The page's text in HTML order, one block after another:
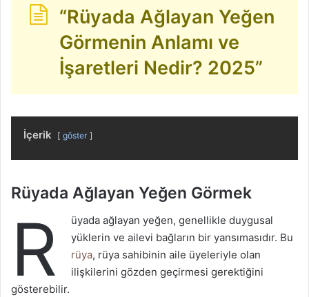
“Rüyada Ağlayan Yeğen
Görmenin Anlamı ve
İşaretleri Nedir? 2025”
İçerik göster
Rüyada Ağlayan Yeğen Görmek
R
üyada ağlayan yeğen, genellikle duygusal
yüklerin ve ailevi bağların bir yansımasıdır. Bu
rüya, rüya sahibinin aile üyeleriyle olan
ilişkilerini gözden geçirmesi gerektiğini
gösterebilir.